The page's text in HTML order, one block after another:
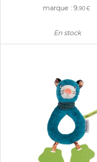
marque : 9 ,90 €
En stock